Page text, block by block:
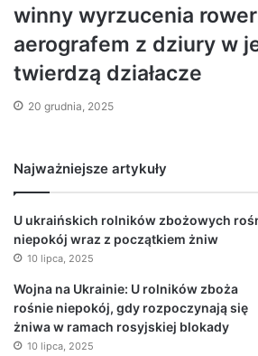
winny wyrzucenia
aerografem z dziury w
twierdzą działacze
20 grudnia, 2025
Najważniejsze artykuły
U ukraińskich rolników zbożowych
niepokój wraz z początkiem żniw
10 lipca, 2025
Wojna na Ukrainie: U rolników zboża
rośnie niepokój, gdy rozpoczynają się
żniwa w ramach rosyjskiej blokady
10 lipca, 2025